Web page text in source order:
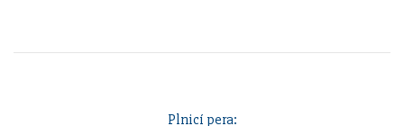
Plnicí pera: